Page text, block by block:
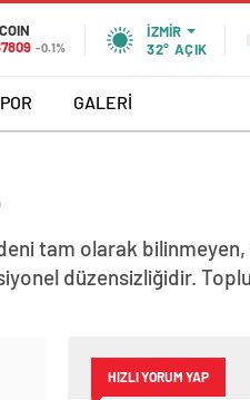
-0.1%
İZMIR
32° AÇIK
GALERİ
tam olarak
düzensizliğidir.
HIZLI YORUM YAP